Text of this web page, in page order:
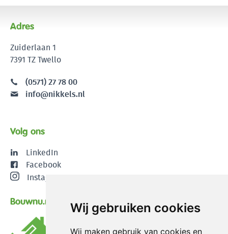
Wij gebruiken cookies
Wij maken gebruik van cookies en
Adres
Zuiderlaan 1
7391 TZ Twello
(0571) 27 78 00
info@nikkels.nl
Volg ons
LinkedIn
Facebook
Instagram
Bouwnu.nl